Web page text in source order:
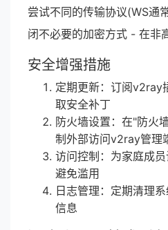
尝试不同的传输协议(WS通
闭不必要的加密方式 - 在非
安全增强措施
定期更新：订阅v2ray
取安全补丁
防火墙设置：在"防火
制外部访问v2ray管理
访问控制：为家庭成员
避免滥用
日志管理：定期清理
信息